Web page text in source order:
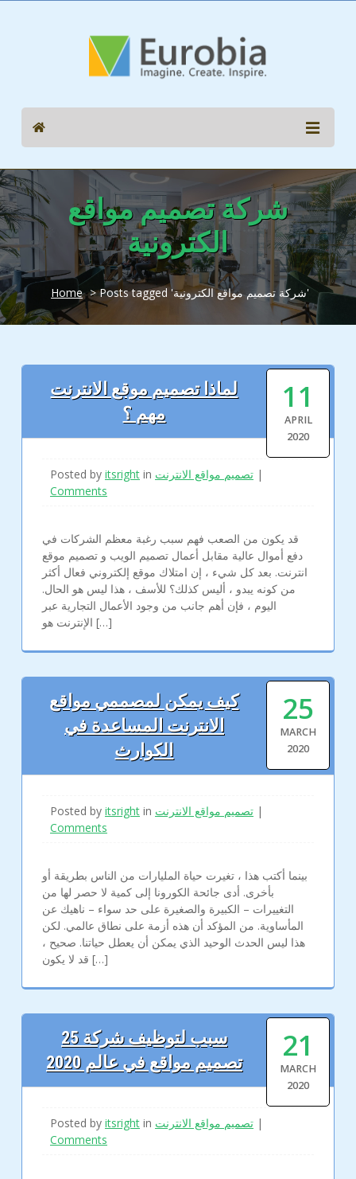
شركة تصميم مواقع
الكترونية
Home > Posts tagged 'شركة تصميم مواقع الكترونية'
11
APRIL
2020
لماذا تصميم موقع الانترنت
مهم ؟
Posted by itsrightin تصميم مواقع الانترنت|
Comments
قد يكون من الصعب فهم سبب رغبة معظم الشركات في
دفع أموال عالية مقابل أعمال تصميم الويب و تصميم موقع
انترنت. بعد كل شيء ، إن امتلاك موقع إلكتروني فعال أكثر
من كونه يبدو ، أليس كذلك؟ للأسف ، هذا ليس هو الحال.
اليوم ، فإن أهم جانب من وجود الأعمال التجارية عبر
الإنترنت هو […]
25
MARCH
2020
كيف يمكن لمصممي مواقع
الانترنت المساعدة في
الكوارث
Posted by itsrightin تصميم مواقع الانترنت|
Comments
بينما أكتب هذا ، تغيرت حياة المليارات من الناس بطريقة أو
بأخرى. أدى جائحة الكورونا إلى كمية لا حصر لها من
التغييرات – الكبيرة والصغيرة على حد سواء – ناهيك عن
المأساوية. من المؤكد أن هذه أزمة على نطاق عالمي. لكن
هذا ليس الحدث الوحيد الذي يمكن أن يعطل حياتنا. صحيح ،
قد لا يكون […]
21
MARCH
2020
25 سبب لتوظيف شركة
تصميم مواقع في عالم 2020
Posted by itsrightin تصميم مواقع الانترنت|
Comments